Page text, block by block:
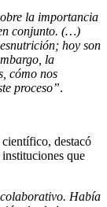
la importancia
conjunto. (…)
hoy son
la
cómo nos
proceso”.
destacó
que
colaborativo. Había